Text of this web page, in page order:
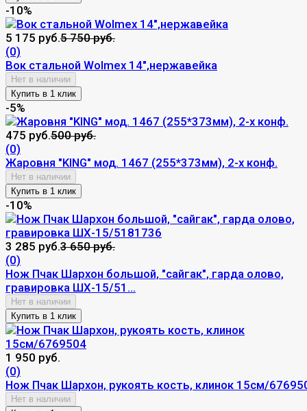
-10%
5 175 руб.5 750 руб.
(0)
Вок стальной Wolmex 14",нержавейка
Нет в наличии
-5%
475 руб.500 руб.
(0)
Жаровня "KING" мод. 1467 (255*373мм), 2-х конф.
Нет в наличии
-10%
3 285 руб.3 650 руб.
(0)
Нож Пчак Шархон большой, "сайгак", гарда олово,
гравировка ШХ-15/51...
Нет в наличии
1 950 руб.
(0)
Нож Пчак Шархон, рукоять кость, клинок 15см/
Нет в наличии